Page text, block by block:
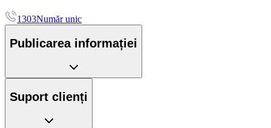
1303Număr unic
Publicarea informației
Suport clienți